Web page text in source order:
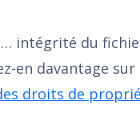
intégrité du
en davantage
droits de